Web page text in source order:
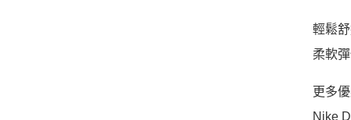
輕鬆
柔軟
更多
Nike